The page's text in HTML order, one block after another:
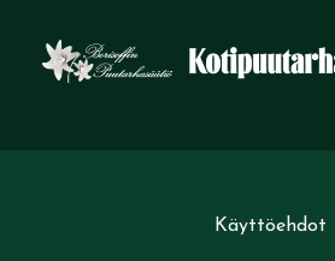
Käyttöehdot